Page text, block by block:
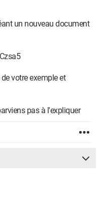
un nouveau document
votre exemple et
pas à l'expliquer